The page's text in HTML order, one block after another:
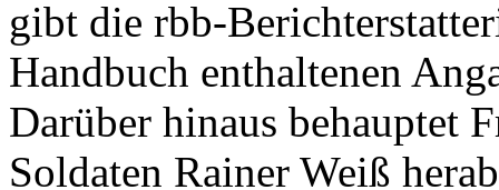
gibt die rbb-
Handbuch enthaltenen
Darüber hinaus behauptet
Soldaten Rainer Weiß